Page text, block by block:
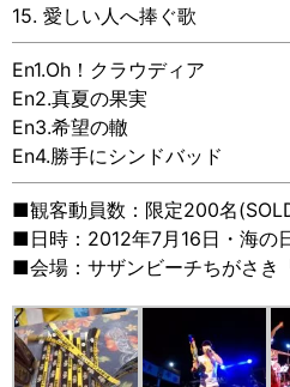
15. 愛しい人へ捧ぐ歌
En1.Oh！クラウディア
En2.真夏の果実
En3.希望の轍
En4.勝手にシンドバッド
■観客動員数：限定200名
■日時：2012年7月16日・海の
■会場：サザンビーチちがさき